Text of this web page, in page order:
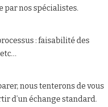
par nos spécialistes.
: faisabilité des
nous tenterons de vous
d’un échange standard.